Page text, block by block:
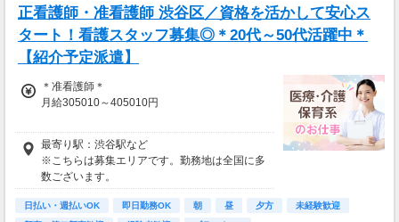
正看護師・准看護師 渋谷区／資格を活かして安心ス
タート！看護スタッフ募集◎＊20代～50代活躍中＊
【紹介予定派遣】
＊准看護師＊
月給305010～405010円
＊正看護師＊
月給321064～421064円
最寄り駅：渋谷駅など
※こちらは募集エリアです。勤務地は全国に多
数ございます。
日払い・週払いOK 即日勤務OK 朝 昼 夕方
未経験歓迎